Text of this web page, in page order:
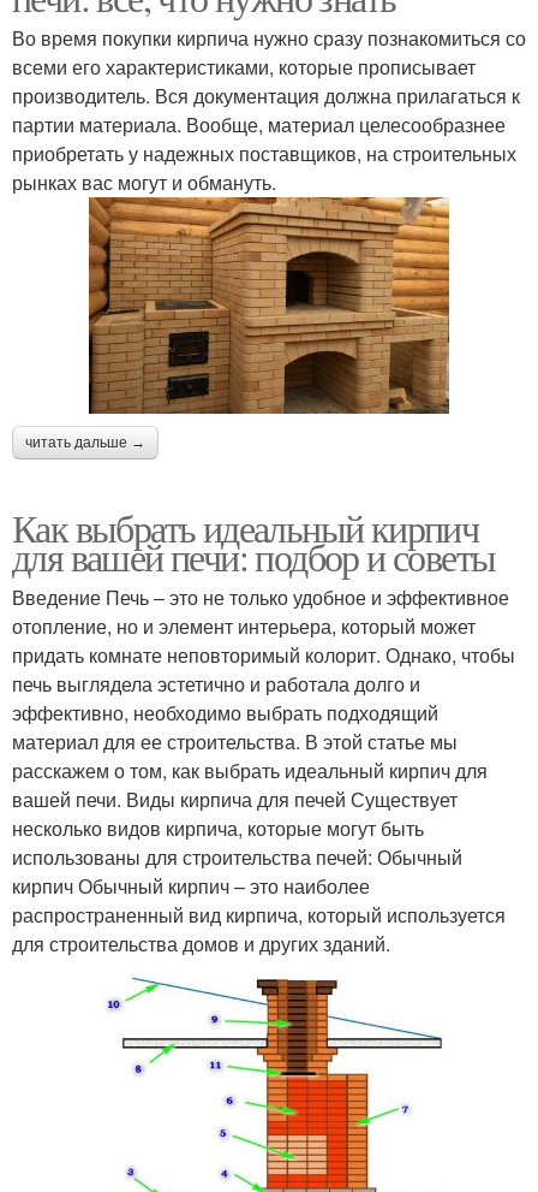
Во время покупки кирпича нужно сразу познакомиться со
всеми его характеристиками, которые прописывает
производитель. Вся документация должна прилагаться к
партии материала. Вообще, материал целесообразнее
приобретать у надежных поставщиков, на строительных
рынках вас могут и обмануть.
читать дальше →
Как выбрать идеальный кирпич
для вашей печи: подбор и советы
Введение Печь – это не только удобное и эффективное
отопление, но и элемент интерьера, который может
придать комнате неповторимый колорит. Однако, чтобы
печь выглядела эстетично и работала долго и
эффективно, необходимо выбрать подходящий
материал для ее строительства. В этой статье мы
расскажем о том, как выбрать идеальный кирпич для
вашей печи. Виды кирпича для печей Существует
несколько видов кирпича, которые могут быть
использованы для строительства печей: Обычный
кирпич Обычный кирпич – это наиболее
распространенный вид кирпича, который используется
для строительства домов и других зданий.